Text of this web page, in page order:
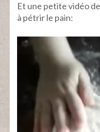
Et une petite vidéo
à pétrir le pain: